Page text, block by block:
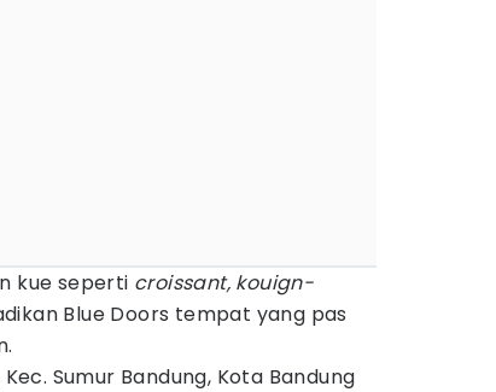
kue seperti croissant, kouign-
Blue Doors tempat yang pas
Sumur Bandung, Kota Bandung